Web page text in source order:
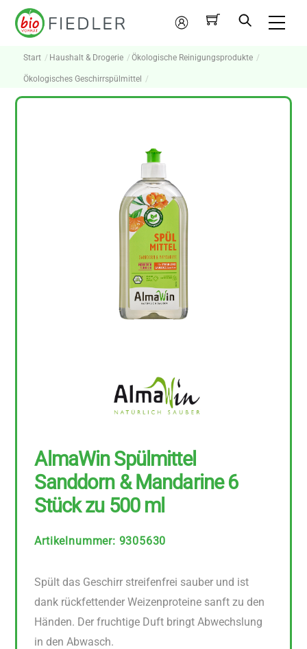
Skip
Mein
Konto
Start Haushalt & Drogerie Ökologische Reinigungsprodukte
Ökologisches Geschirrspülmittel
AlmaWin Spülmittel
Sanddorn & Mandarine 6
Stück zu 500 ml
Artikelnummer: 9305630
Spült das Geschirr streifenfrei sauber und ist
dank rückfettender Weizenproteine sanft zu den
Händen. Der fruchtige Duft bringt Abwechslung
in den Abwasch.